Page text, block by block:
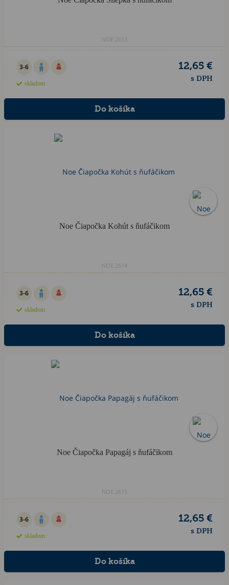
NOE.2613
3-6
skladom
12,65 €
s DPH
Noe Čiapočka Kohút s ňufáčikom
NOE.2614
3-6
skladom
12,65 €
s DPH
Noe Čiapočka Papagáj s ňufáčikom
NOE.2615
3-6
skladom
12,65 €
s DPH